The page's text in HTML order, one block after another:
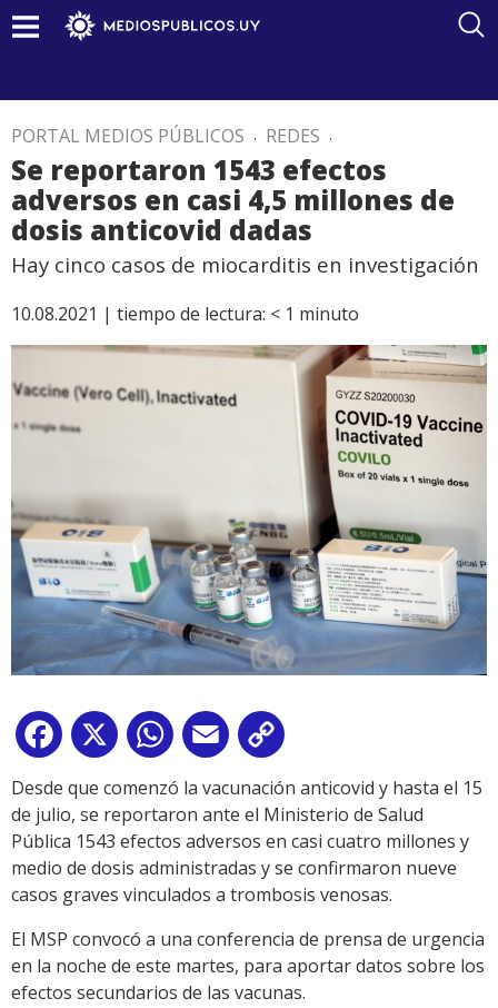
PORTAL MEDIOS PÚBLICOS . REDES .
Se reportaron 1543 efectos
adversos en casi 4,5 millones de
dosis anticovid dadas
Hay cinco casos de miocarditis en investigación
10.08.2021 | tiempo de lectura: < 1 minuto
Facebook
X WhatsApp
Email
Link
Desde que comenzó la vacunación anticovid y hasta el 15
de julio, se reportaron ante el Ministerio de Salud
Pública 1543 efectos adversos en casi cuatro millones y
medio de dosis administradas y se confirmaron nueve
casos graves vinculados a trombosis venosas.
El MSP convocó a una conferencia de prensa de urgencia
en la noche de este martes, para aportar datos sobre los
efectos secundarios de las vacunas.